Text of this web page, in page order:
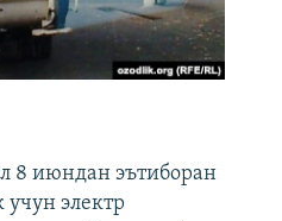
8 июндан эътиборан
электр